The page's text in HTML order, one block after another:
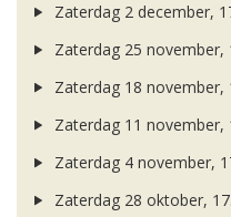
Zaterdag 2 december,
Zaterdag 25 november,
Zaterdag 18 november,
Zaterdag 11 november,
Zaterdag 4 november,
Zaterdag 28 oktober,